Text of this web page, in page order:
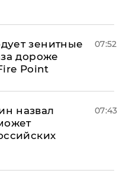
зенитные
дороже
Point
07:52
назвал
07:43